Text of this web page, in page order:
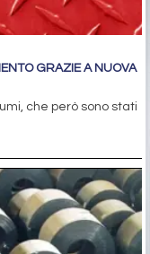
GRAZIE A NUOVA
che però sono stati